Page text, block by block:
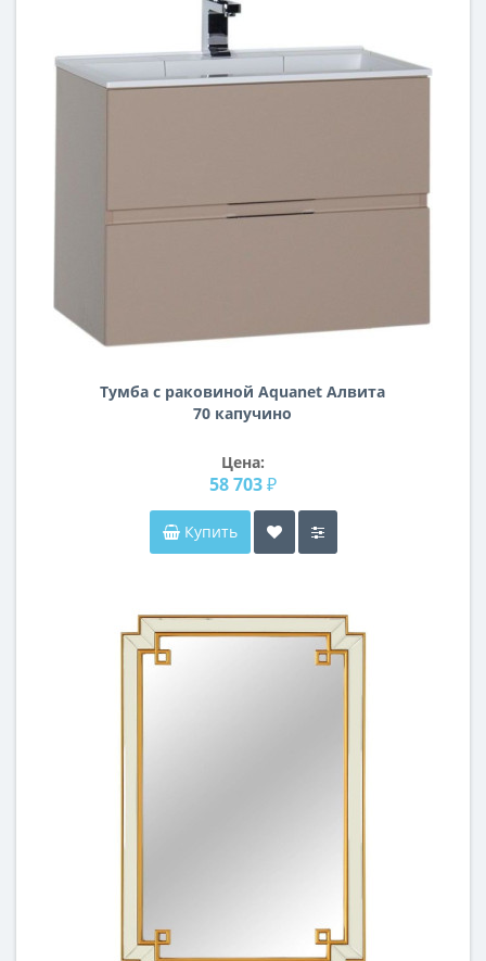
Тумба с раковиной Aquanet Алвита
70 капучино
Цена:
58 703 ₽
Купить